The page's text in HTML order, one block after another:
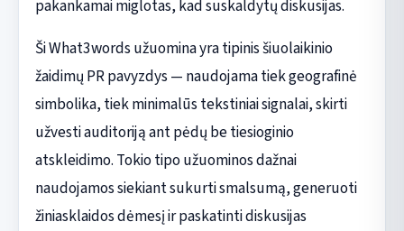
pakankamai miglotas, kad suskaldytų diskusijas.
Ši What3words užuomina yra tipinis šiuolaikinio
žaidimų PR pavyzdys — naudojama tiek geografinė
simbolika, tiek minimalūs tekstiniai signalai, skirti
užvesti auditoriją ant pėdų be tiesioginio
atskleidimo. Tokio tipo užuominos dažnai
naudojamos siekiant sukurti smalsumą, generuoti
žiniasklaidos dėmesį ir paskatinti diskusijas